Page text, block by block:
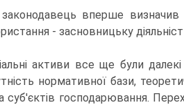
вперше визначив
- засновницьку
активи все ще були
нормативної бази,
суб'єктів господарювання.